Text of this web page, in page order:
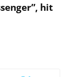
hit